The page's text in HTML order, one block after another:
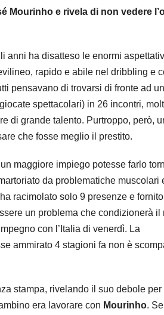
Mourinho e rivela di non vedere
anni ha disatteso le enormi
rapido e abile nel dribbling e
pensavano di trovarsi di fronte ad un
spettacolari) in 26 incontri,
di grande talento. Purtroppo, però,
che fosse meglio il prestito.
maggiore impiego potesse farlo
da problematiche muscolari
racimolato solo 9 presenze e
un problema che condizionerà il
con l’Italia di venerdì. La
ammirato 4 stagioni fa non è
stampa, rivelando il suo debole
era lavorare con Mourinho. Se